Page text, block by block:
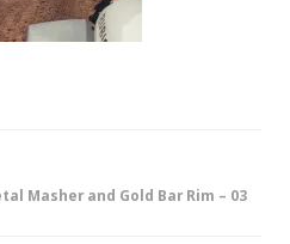
Masher and Gold Bar Rim – 03